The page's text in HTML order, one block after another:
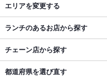
エリアを変更する
ランチのあるお店から探す
チェーン店から探す
都道府県を選び直す